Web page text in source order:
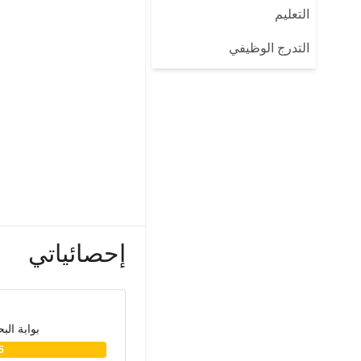
التعليم
التدرج الوظيفي
إحصائياتي
بوابة